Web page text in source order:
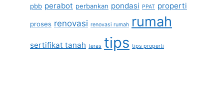
pbb perabot perbankan pondasi PPAT properti
proses renovasi renovasi rumah rumah
sertifikat tanah teras tips tips properti